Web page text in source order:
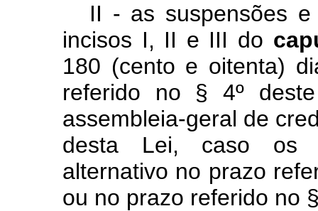
II - as suspensões
incisos I, II e III do
180 (cento e oitenta)
referido no § 4º
assembleia-geral de
desta Lei, caso os
alternativo no prazo
ou no prazo referido no